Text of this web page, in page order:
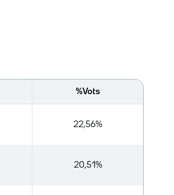
%Vots
22,56%
20,51%